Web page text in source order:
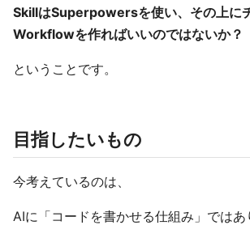
SkillはSuperpowersを使い、その上に
Workflowを作ればいいのではないか？
ということです。
目指したいもの
今考えているのは、
AIに「コードを書かせる仕組み」ではあ